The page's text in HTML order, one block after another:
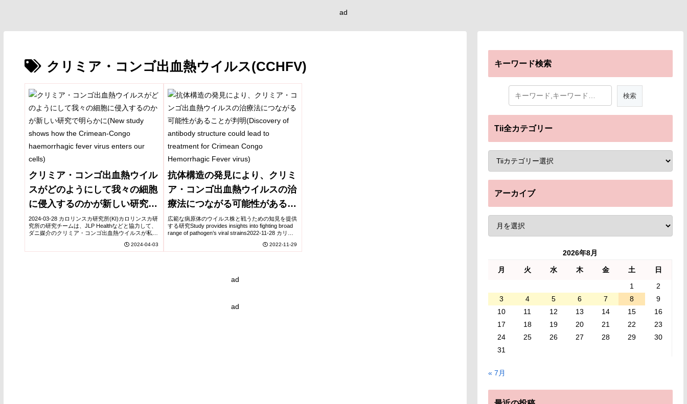
ad
クリミア・コンゴ出血熱ウイルス(CCHFV)
クリミア・コンゴ出血熱ウイル
スがどのようにして我々の細胞
に侵入するのかが新しい研究で
明らかに(New study shows
how the Crimean-Congo
haemorrhagic fever virus
2024-03-28 カロリンスカ研究所(KI)カロリンスカ研
究所の研究チームは、JLP Healthなどと協力して、
ダニ媒介のクリミア・コンゴ出血熱ウイルスが私た
2024-04-03
抗体構造の発見により、クリミ
ア・コンゴ出血熱ウイルスの治
療法につながる可能性があるこ
とが判明(Discovery of
antibody structure could lead
to treatment for Crimean
広範な病原体のウイルス株と戦うための知見を提供
する研究Study provides insights into fighting broad
range of pathogen’s viral strains2022-11-28 カリフ
2022-11-29
ad
ad
キーワード検索
Tii全カテゴリー
アーカイブ
2026年8月
月 火 水 木 金 土
日
1
2
3
4 5 6 7 8
9
10
11 12 13 14 15
16
17
18 19 20 21 22
23
24
25 26 27 28 29
30
31
« 7月